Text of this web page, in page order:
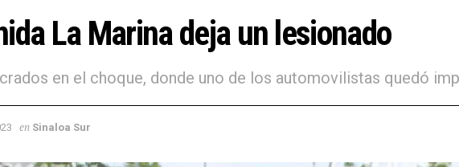
La Marina deja un lesionado
en el choque, donde uno de los automovilistas quedó
en Sinaloa Sur